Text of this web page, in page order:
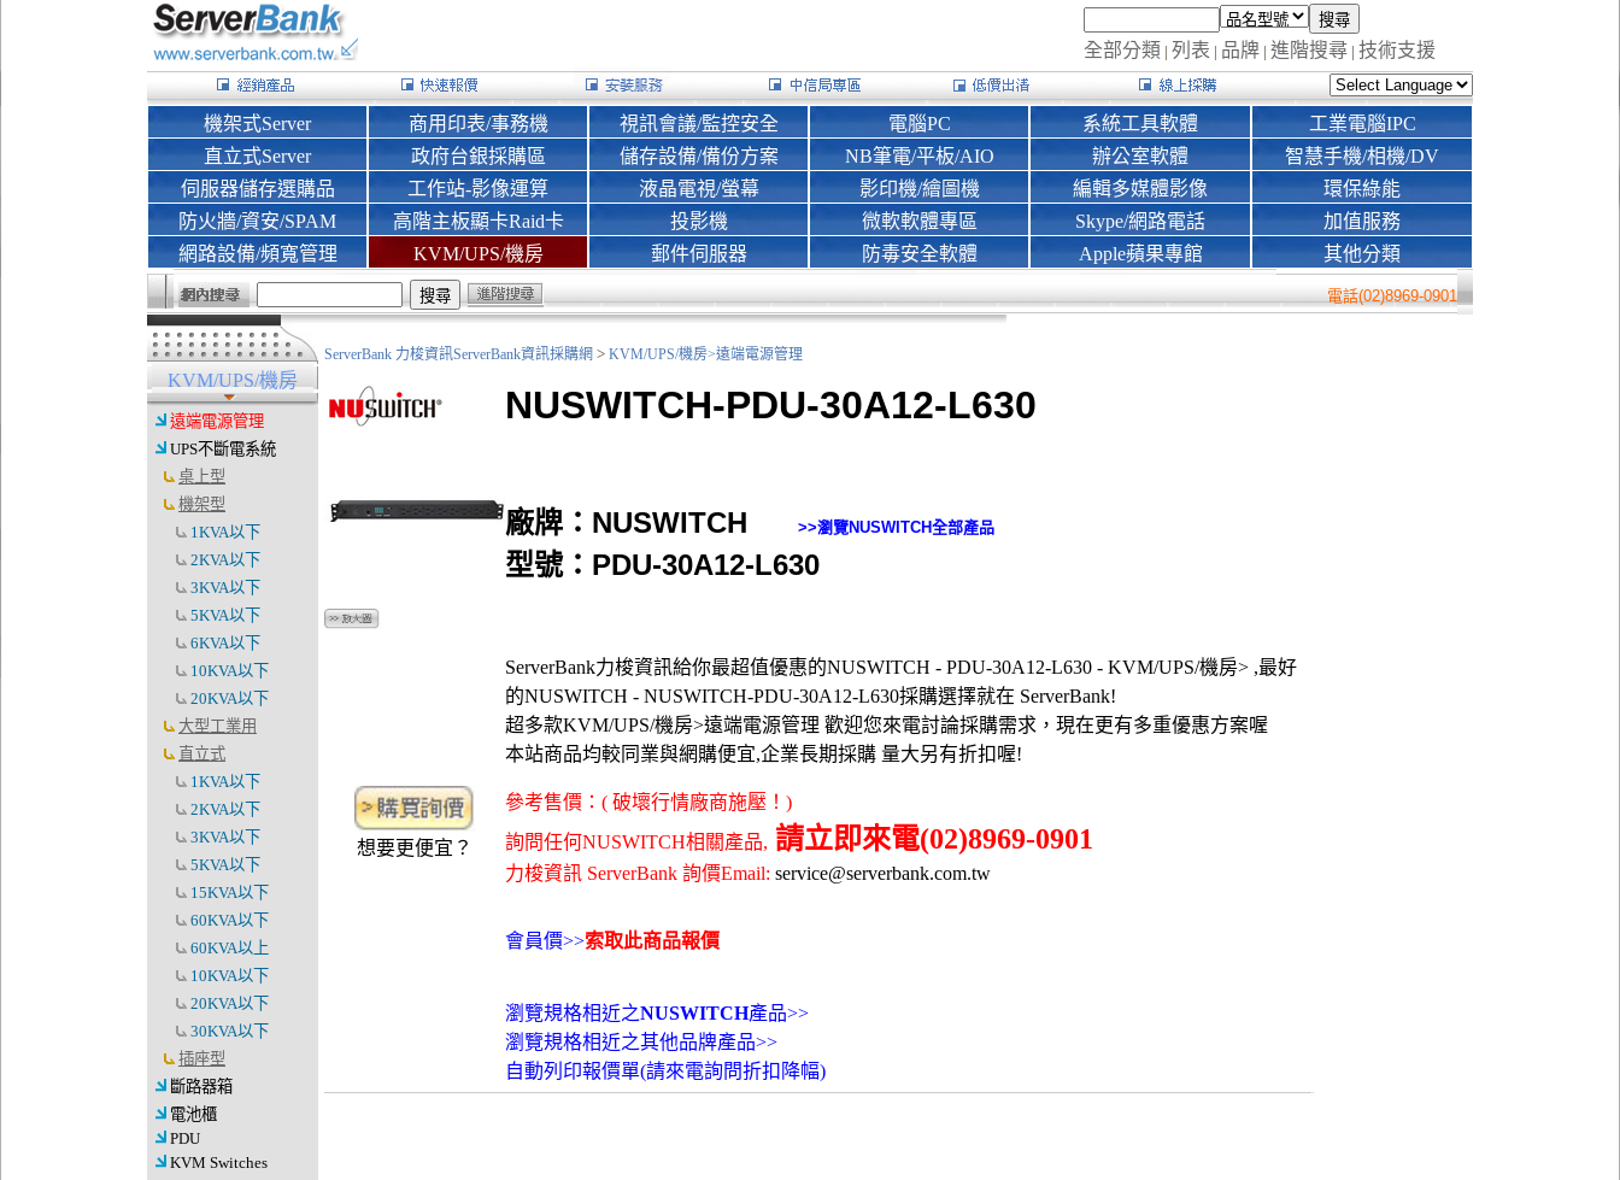
全部分類 | 列表 | 品牌 | 進階搜尋 | 技術支援
機架式Server
直立式Server
伺服器儲存選購品
防火牆/資安/SPAM
網路設備/頻寬管理
商用印表/事務機
政府台銀採購區
工作站-影像運算
高階主板顯卡Raid卡
KVM/UPS/機房
視訊會議/監控安全
儲存設備/備份方案
液晶電視/螢幕
投影機
郵件伺服器
電腦PC
NB筆電/平板/AIO
影印機/繪圖機
微軟軟體專區
防毒安全軟體
系統工具軟體
辦公室軟體
編輯多媒體影像
Skype/網路電話
Apple蘋果專館
工業電腦IPC
智慧手機/相機/DV
環保綠能
加值服務
其他分類
電話(02)8969-0901
KVM/UPS/機房
遠端電源管理
UPS不斷電系統
桌上型
機架型
1KVA以下
2KVA以下
3KVA以下
5KVA以下
6KVA以下
10KVA以下
20KVA以下
大型工業用
直立式
1KVA以下
2KVA以下
3KVA以下
5KVA以下
15KVA以下
60KVA以下
60KVA以上
10KVA以下
20KVA以下
30KVA以下
插座型
斷路器箱
電池櫃
PDU
KVM Switches
ServerBank 力梭資訊ServerBank資訊採購網 > KVM/UPS/機房>遠端電源管理
NUSWITCH-PDU-30A12-L630
廠牌：NUSWITCH >>瀏覽NUSWITCH全部產品
型號：PDU-30A12-L630
ServerBank力梭資訊給你最超值優惠的NUSWITCH - PDU-30A12-L630 - KVM/UPS/機房> ,最好
的NUSWITCH - NUSWITCH-PDU-30A12-L630採購選擇就在 ServerBank!
超多款KVM/UPS/機房>遠端電源管理 歡迎您來電討論採購需求，現在更有多重優惠方案喔
本站商品均較同業與網購便宜,企業長期採購 量大另有折扣喔!
想要更便宜？
參考售價：( 破壞行情廠商施壓！)
詢問任何NUSWITCH相關產品, 請立即來電(02)8969-0901
力梭資訊 ServerBank 詢價Email: service@serverbank.com.tw
會員價>>索取此商品報價
瀏覽規格相近之NUSWITCH產品>>
瀏覽規格相近之其他品牌產品>>
自動列印報價單(請來電詢問折扣降幅)